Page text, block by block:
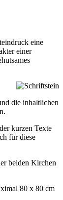
eine
einer
die inhaltlichen
kurzen Texte
für diese
beiden Kirchen
80 x 80 cm